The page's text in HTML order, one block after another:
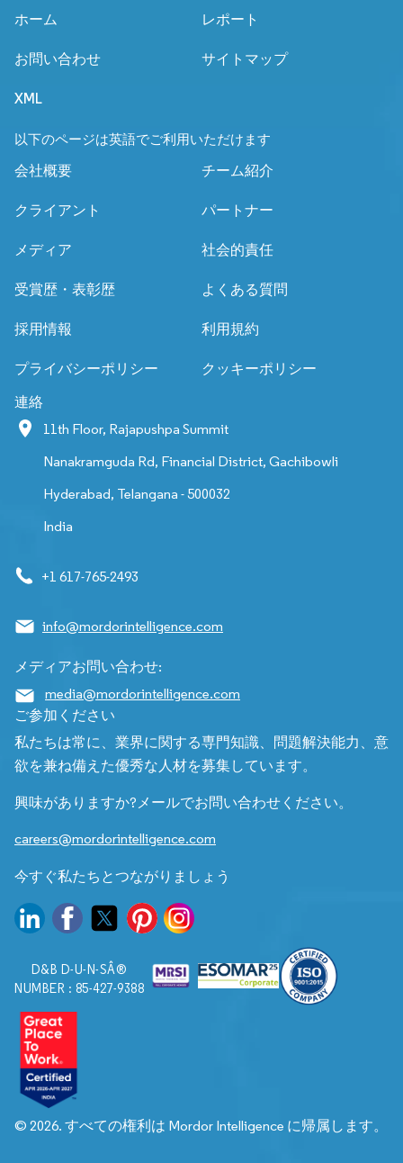
ホーム レポート
お問い合わせ サイトマップ
XML
以下のページは英語でご利用いただけます
会社概要 チーム紹介
クライアント パートナー
メディア 社会的責任
受賞歴・表彰歴 よくある質問
採用情報 利用規約
プライバシーポリシー クッキーポリシー
連絡
11th Floor, Rajapushpa Summit
Nanakramguda Rd, Financial District, Gachibowli
Hyderabad, Telangana - 500032
India
+1 617-765-2493
info@mordorintelligence.com
メディアお問い合わせ:
media@mordorintelligence.com
ご参加ください
私たちは常に、業界に関する専門知識、問題解決能力、意
欲を兼ね備えた優秀な人材を募集しています。
興味がありますか?メールでお問い合わせください。
careers@mordorintelligence.com
今すぐ私たちとつながりましょう
D&B D-U-N-SÂ®
NUMBER : 85-427-9388
© 2026. すべての権利は Mordor Intelligence に帰属します。